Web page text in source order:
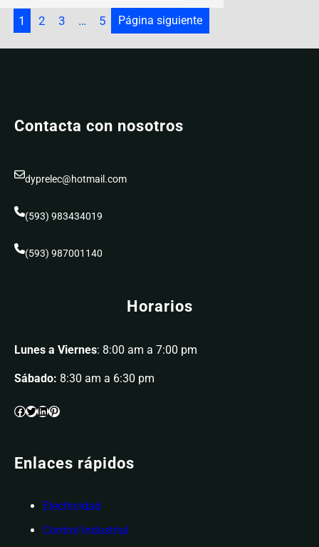
1
2 3 … 5 Página siguiente
Contacta con nosotros
dyprelec@hotmail.com
(593) 983434019
(593) 987001140
Horarios
Lunes a Viernes: 8:00 am a 7:00 pm
Sábado: 8:30 am a 6:30 pm
Enlaces rápidos
Electricidad
Control Industrial